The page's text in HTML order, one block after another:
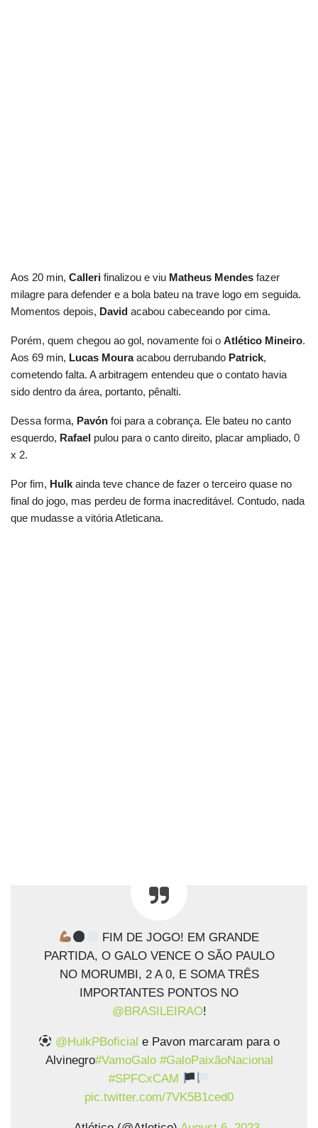
Aos 20 min, Calleri finalizou e viu Matheus Mendes fazer
milagre para defender e a bola bateu na trave logo em seguida.
Momentos depois, David acabou cabeceando por cima.
Porém, quem chegou ao gol, novamente foi o Atlético Mineiro.
Aos 69 min, Lucas Mouraacabou derrubando Patrick,
cometendo falta. A arbitragem entendeu que o contato havia
sido dentro da área, portanto, pênalti.
Dessa forma, Pavón foi para a cobrança. Ele bateu no canto
esquerdo, Rafael pulou para o canto direito, placar ampliado, 0
x 2.
Por fim, Hulk ainda teve chance de fazer o terceiro quase no
final do jogo, mas perdeu de forma inacreditável. Contudo, nada
que mudasse a vitória Atleticana.
FIM DE JOGO! EM GRANDE
PARTIDA, O GALO VENCE O SÃO PAULO
NO MORUMBI, 2 A 0, E SOMA TRÊS
IMPORTANTES PONTOS NO
@BRASILEIRAO!
@HulkPBoficial e Pavon marcaram para o
Alvinegro#VamoGalo #GaloPaixãoNacional
#SPFCxCAM
pic.twitter.com/7VK5B1ced0